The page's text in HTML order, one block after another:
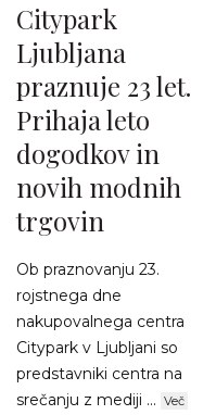
Citypark
Ljubljana
praznuje 23 let.
Prihaja leto
dogodkov in
novih modnih
trgovin
Ob praznovanju 23.
rojstnega dne
nakupovalnega centra
Citypark v Ljubljani so
predstavniki centra na
srečanju z mediji ... Več